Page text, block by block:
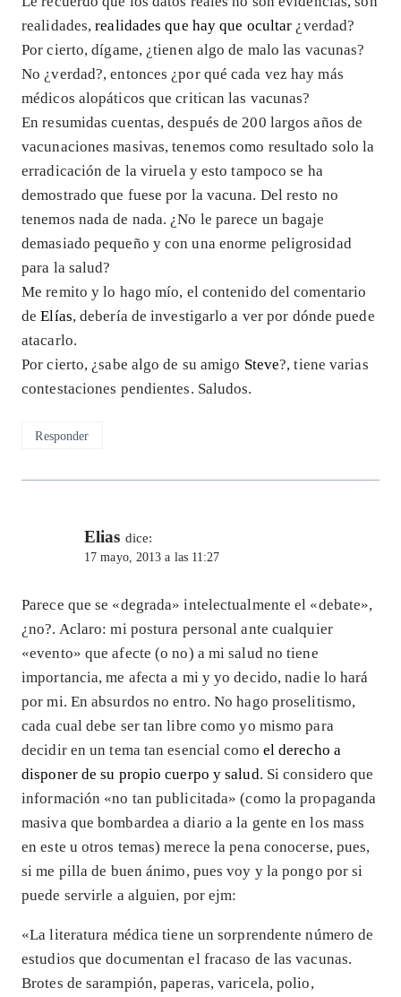
realidades,realidades que hay que ocultar ¿verdad?
Por cierto, dígame, ¿tienen algo de malo las vacunas?
No ¿verdad?, entonces ¿por qué cada vez hay más
médicos alopáticos que critican las vacunas?
En resumidas cuentas, después de 200 largos años de
vacunaciones masivas, tenemos como resultado solo la
erradicación de la viruela y esto tampoco se ha
demostrado que fuese por la vacuna. Del resto no
tenemos nada de nada. ¿No le parece un bagaje
demasiado pequeño y con una enorme peligrosidad
para la salud?
Me remito y lo hago mío, el contenido del comentario
deElías, debería de investigarlo a ver por dónde puede
atacarlo.
Por cierto, ¿sabe algo de su amigo Steve?, tiene varias
contestaciones pendientes. Saludos.
Responder
Elias dice:
17 mayo, 2013 a las 11:27
Parece que se «degrada» intelectualmente el «debate»,
¿no?. Aclaro: mi postura personal ante cualquier
«evento» que afecte (o no) a mi salud no tiene
importancia, me afecta a mi y yo decido, nadie lo hará
por mi. En absurdos no entro. No hago proselitismo,
cada cual debe ser tan libre como yo mismo para
decidir en un tema tan esencial como el derecho a
disponer de su propio cuerpo y salud. Si considero que
información «no tan publicitada» (como la propaganda
masiva que bombardea a diario a la gente en los mass
en este u otros temas) merece la pena conocerse, pues,
si me pilla de buen ánimo, pues voy y la pongo por si
puede servirle a alguien, por ejm:
«La literatura médica tiene un sorprendente número de
estudios que documentan el fracaso de las vacunas.
Brotes de sarampión, paperas, varicela, polio,